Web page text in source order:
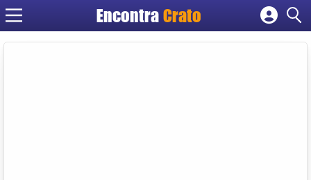
Encontra Crato
Cadastrar empresa